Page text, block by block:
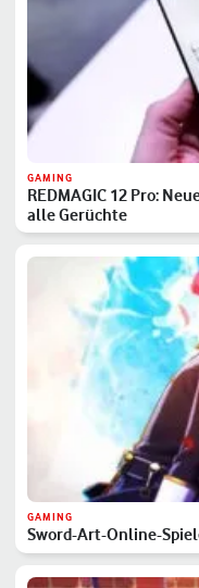
GAMING
REDMAGIC 12 Pro:
alle Gerüchte
GAMING
Sword-Art-Online-